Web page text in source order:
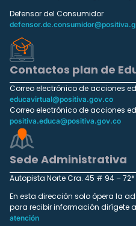
Defensor del Consumidor
Contactos plan de
Correo electrónico de acciones
educavirtual@positiva.gov.co
Correo electrónico de acciones
positiva.educa@positiva.gov.co
Sede Administrativa
Autopista Norte Cra. 45 # 94 –
En esta dirección solo ópera la
para recibir información dirígete
atención